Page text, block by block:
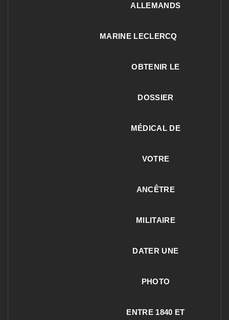
ALLEMANDS
MARINE LECLERCQ
OBTENIR LE
DOSSIER
MÉDICAL DE
VOTRE
ANCÊTRE
MILITAIRE
DATER UNE
PHOTO
ENTRE 1840 ET